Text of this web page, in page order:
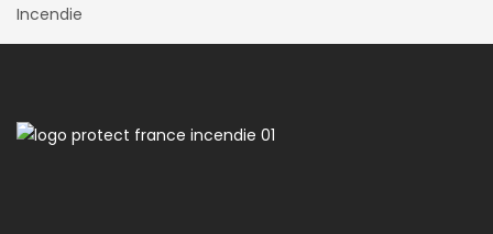
Incendie